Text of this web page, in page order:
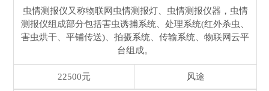
虫情测报仪又称物联网虫情测报灯、虫情测报仪器，虫情
测报仪组成部分包括害虫诱捕系统、处理系统(红外杀虫、
害虫烘干、平铺传送)、拍摄系统、传输系统、物联网云平
台组成。
22500元 风途